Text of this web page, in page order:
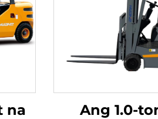
na
Ang 1.0-